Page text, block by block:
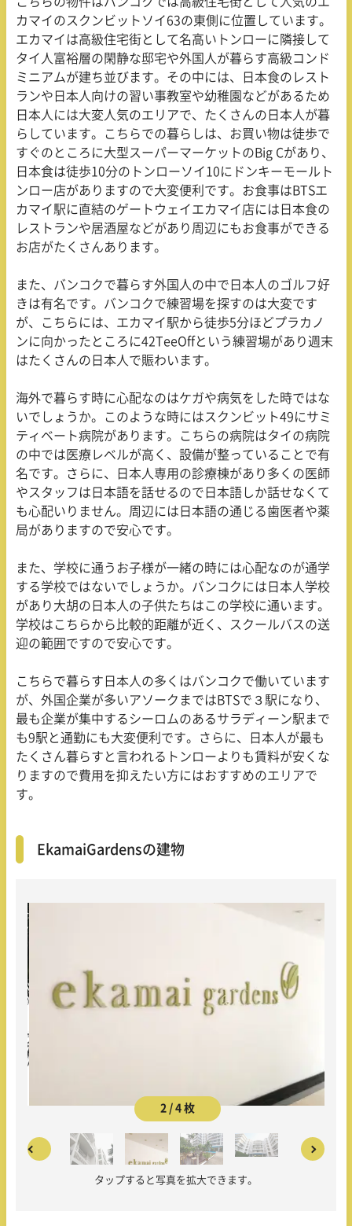
カマイのスクンビットソイ63の東側に位置しています。
エカマイは高級住宅街として名高いトンローに隣接して
タイ人富裕層の閑静な邸宅や外国人が暮らす高級コンド
ミニアムが建ち並びます。その中には、日本食のレスト
ランや日本人向けの習い事教室や幼稚園などがあるため
日本人には大変人気のエリアで、たくさんの日本人が暮
らしています。こちらでの暮らしは、お買い物は徒歩で
すぐのところに大型スーパーマーケットのBig Cがあり、
日本食は徒歩10分のトンローソイ10にドンキーモールト
ンロー店がありますので大変便利です。お食事はBTSエ
カマイ駅に直結のゲートウェイエカマイ店には日本食の
レストランや居酒屋などがあり周辺にもお食事ができる
お店がたくさんあります。
また、バンコクで暮らす外国人の中で日本人のゴルフ好
きは有名です。バンコクで練習場を探すのは大変です
が、こちらには、エカマイ駅から徒歩5分ほどプラカノ
ンに向かったところに42TeeOffという練習場があり週末
はたくさんの日本人で賑わいます。
海外で暮らす時に心配なのはケガや病気をした時ではな
いでしょうか。このような時にはスクンビット49にサミ
ティベート病院があります。こちらの病院はタイの病院
の中では医療レベルが高く、設備が整っていることで有
名です。さらに、日本人専用の診療棟があり多くの医師
やスタッフは日本語を話せるので日本語しか話せなくて
も心配いりません。周辺には日本語の通じる歯医者や薬
局がありますので安心です。
また、学校に通うお子様が一緒の時には心配なのが通学
する学校ではないでしょうか。バンコクには日本人学校
があり大胡の日本人の子供たちはこの学校に通います。
学校はこちらから比較的距離が近く、スクールバスの送
迎の範囲ですので安心です。
こちらで暮らす日本人の多くはバンコクで働いています
が、外国企業が多いアソークまではBTSで３駅になり、
最も企業が集中するシーロムのあるサラディーン駅まで
も9駅と通勤にも大変便利です。さらに、日本人が最も
たくさん暮らすと言われるトンローよりも賃料が安くな
りますので費用を抑えたい方にはおすすめのエリアで
す。
EkamaiGardensの建物
2 / 4 枚
タップすると写真を拡大できます。